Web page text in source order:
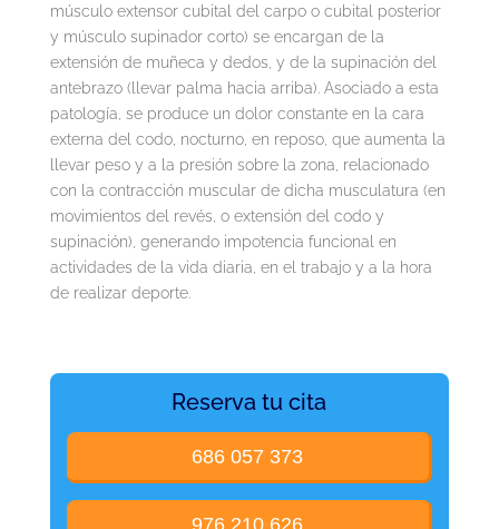
músculo extensor cubital del carpo o cubital posterior
y músculo supinador corto) se encargan de la
extensión de muñeca y dedos, y de la supinación del
antebrazo (llevar palma hacia arriba). Asociado a esta
patología, se produce un dolor constante en la cara
externa del codo, nocturno, en reposo, que aumenta la
llevar peso y a la presión sobre la zona, relacionado
con la contracción muscular de dicha musculatura (en
movimientos del revés, o extensión del codo y
supinación), generando impotencia funcional en
actividades de la vida diaria, en el trabajo y a la hora
de realizar deporte.
Reserva tu cita
686 057 373
976 210 626